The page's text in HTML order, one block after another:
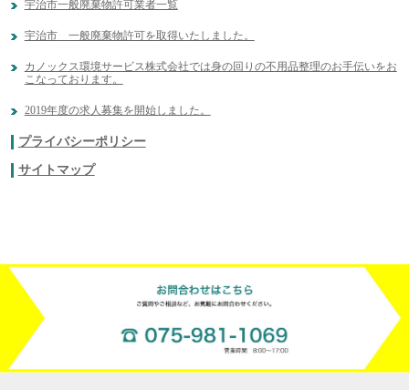
宇治市一般廃棄物許可業者一覧
宇治市 一般廃棄物許可を取得いたしました。
カノックス環境サービス株式会社では身の回りの不用品整理のお手伝いをお
こなっております。
2019年度の求人募集を開始しました。
プライバシーポリシー
サイトマップ